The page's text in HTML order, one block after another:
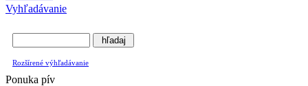
Vyhľadávanie
Rozšírené výhľadávanie
Ponuka pív